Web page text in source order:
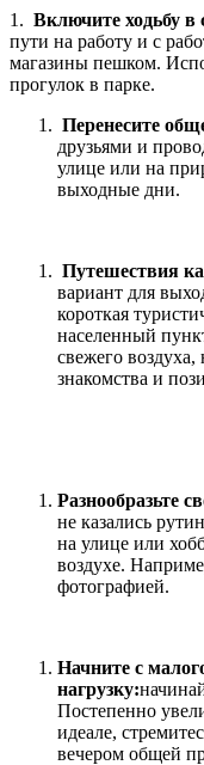
1. Включите ходьбу в
пути на работу и с
магазины пешком.
прогулок в парке.
Перенесите
друзьями и
улице или на
выходные дни.
Путешествия
вариант для
короткая
населенный
свежего
знакомства и
Разнообразьте
не казались
на улице или
воздухе.
фотографией.
Начните с
нагрузку:
Постепенно
идеале,
вечером общей